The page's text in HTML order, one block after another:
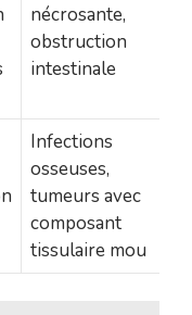
nécrosante,
obstruction
intestinale
Infections
osseuses,
tumeurs avec
composant
tissulaire mou